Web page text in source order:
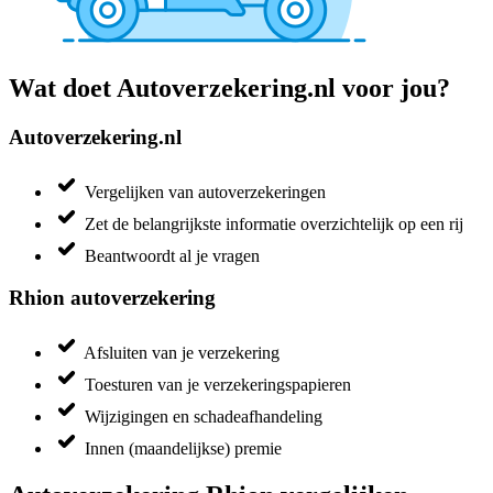
Wat doet Autoverzekering.nl voor jou?
Autoverzekering.nl
Vergelijken van autoverzekeringen
Zet de belangrijkste informatie overzichtelijk op een rij
Beantwoordt al je vragen
Rhion autoverzekering
Afsluiten van je verzekering
Toesturen van je verzekeringspapieren
Wijzigingen en schadeafhandeling
Innen (maandelijkse) premie